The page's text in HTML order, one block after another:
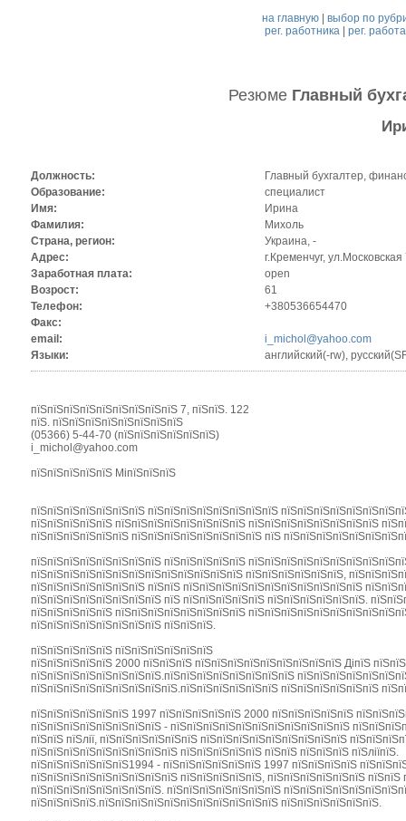
на главную |выбор по
рег. работника| рег.
Резюме Главный
Должность:
Главный бухгалтер,
Образование:
специалист
Имя:
Ирина
Фамилия:
Михоль
Страна, регион:
Украина, -
Адрес:
г.Кременчуг, ул.Московская
Заработная плата:
open
Возрост:
61
Телефон:
+380536654470
Факс:
email:
i_michol@yahoo.com
Языки:
английский(-rw),
пїЅпїЅпїЅпїЅпїЅпїЅпїЅпїЅпїЅ 7, пїЅпїЅ. 122
пїЅ. пїЅпїЅпїЅпїЅпїЅпїЅпїЅпїЅ
(05366) 5-44-70 (пїЅпїЅпїЅпїЅпїЅпїЅ)
i_michol@yahoo.com
пїЅпїЅпїЅпїЅпїЅ МіпїЅпїЅпїЅ
пїЅпїЅпїЅпїЅпїЅпїЅпїЅ пїЅпїЅпїЅпїЅпїЅпїЅпїЅпїЅ
пїЅпїЅпїЅпїЅпїЅ пїЅпїЅпїЅпїЅпїЅпїЅпїЅпїЅ пїЅпїЅпїЅпїЅпїЅпїЅпїЅпїЅ
пїЅпїЅпїЅпїЅпїЅпїЅ пїЅпїЅпїЅпїЅпїЅпїЅпїЅпїЅ пїЅ
пїЅпїЅпїЅпїЅпїЅпїЅпїЅпїЅ пїЅпїЅпїЅпїЅпїЅ
пїЅпїЅпїЅпїЅпїЅпїЅпїЅпїЅпїЅпїЅпїЅпїЅпїЅ пїЅпїЅпїЅпїЅпїЅпїЅ,
пїЅпїЅпїЅпїЅпїЅпїЅпїЅ пїЅпїЅ пїЅпїЅпїЅпїЅпїЅпїЅпїЅпїЅпїЅпїЅпїЅ
пїЅпїЅпїЅпїЅпїЅпїЅпїЅпїЅ пїЅ пїЅпїЅпїЅпїЅпїЅ пїЅпїЅпїЅпїЅпїЅпїЅ.
пїЅпїЅпїЅпїЅпїЅ пїЅпїЅпїЅпїЅпїЅпїЅпїЅпїЅ
пїЅпїЅпїЅпїЅпїЅпїЅпїЅпїЅ пїЅпїЅпїЅ.
пїЅпїЅпїЅпїЅпїЅ пїЅпїЅпїЅпїЅпїЅпїЅ
пїЅпїЅпїЅпїЅпїЅ 2000 пїЅпїЅпїЅ пїЅпїЅпїЅпїЅпїЅпїЅпїЅпїЅпїЅ ДіпїЅ
пїЅпїЅпїЅпїЅпїЅпїЅпїЅпїЅ.пїЅпїЅпїЅпїЅпїЅпїЅпїЅпїЅ
пїЅпїЅпїЅпїЅпїЅпїЅпїЅпїЅпїЅ.пїЅпїЅпїЅпїЅпїЅпїЅ пїЅпїЅпїЅпїЅпїЅпїЅ
пїЅпїЅпїЅпїЅпїЅпїЅ 1997 пїЅпїЅпїЅпїЅпїЅ 2000 пїЅпїЅпїЅпїЅпїЅ
пїЅпїЅпїЅпїЅпїЅпїЅпїЅпїЅ - пїЅпїЅпїЅпїЅпїЅпїЅпїЅпїЅпїЅпїЅпїЅ
пїЅпїЅ пїЅлії, пїЅпїЅпїЅпїЅпїЅпїЅ пїЅпїЅпїЅпїЅпїЅпїЅпїЅпїЅпїЅ
пїЅпїЅпїЅпїЅпїЅпїЅпїЅпїЅпїЅ пїЅпїЅпїЅпїЅпїЅ пїЅпїЅ пїЅпїЅпїЅ пїЅліїпїЅ.
пїЅпїЅпїЅпїЅпїЅпїЅ1994 - пїЅпїЅпїЅпїЅпїЅпїЅ 1997 пїЅпїЅпїЅпїЅ
пїЅпїЅпїЅпїЅпїЅпїЅпїЅпїЅпїЅ пїЅпїЅпїЅпїЅпїЅ, пїЅпїЅпїЅпїЅпїЅпїЅ
пїЅпїЅпїЅпїЅпїЅпїЅпїЅпїЅ. пїЅпїЅпїЅпїЅпїЅпїЅпїЅ
пїЅпїЅпїЅпїЅ.пїЅпїЅпїЅпїЅпїЅпїЅпїЅпїЅпїЅпїЅпїЅ пїЅпїЅпїЅпїЅпїЅпїЅ.